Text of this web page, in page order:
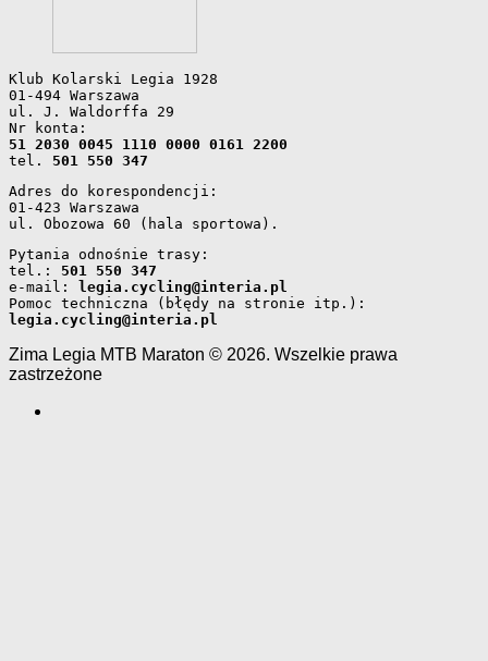
Klub Kolarski Legia 1928
01-494 Warszawa
ul. J. Waldorffa 29
Nr konta:
51 2030 0045 1110 0000 0161 2200
tel. 501 550 347
Adres do korespondencji:
01-423 Warszawa
ul. Obozowa 60 (hala sportowa).
Pytania odnośnie trasy:
tel.: 501 550 347
e-mail:
legia.cycling@interia.pl
Pomoc techniczna (błędy na stronie itp.):
legia.cycling@interia.pl
Zima Legia MTB Maraton © 2026. Wszelkie prawa
zastrzeżone